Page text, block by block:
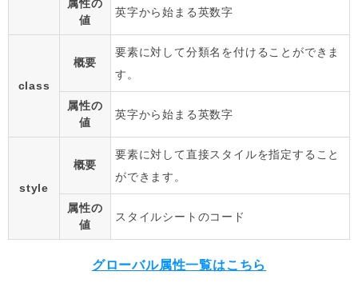
属性の
値
英字から始まる英数字
class
概要
要素に対して分類名を付けることができま
す。
属性の
値
英字から始まる英数字
style
概要
要素に対して直接スタイルを指定すること
ができます。
属性の
値
スタイルシートのコード
グローバル属性一覧はこちら